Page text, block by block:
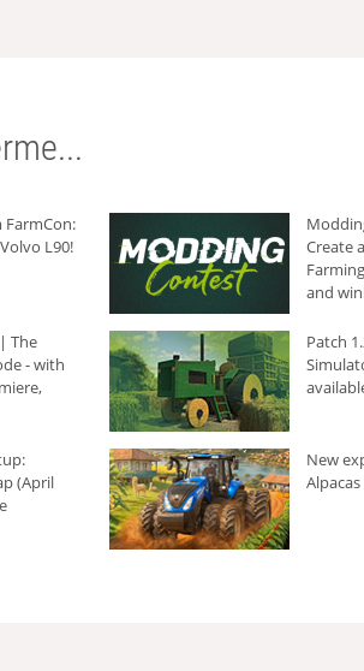
FarmCon:
L90!
Create
and
The
- with
Patch
(April
New